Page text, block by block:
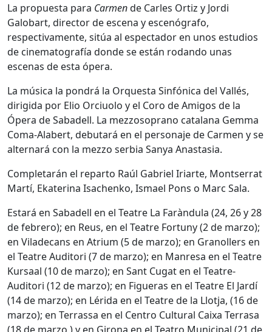
La propuesta para Carmende Carles Ortiz y Jordi
Galobart, director de escena y escenógrafo,
respectivamente, sitúa al espectador en unos estudios
de cinematografía donde se están rodando unas
escenas de esta ópera.
La música la pondrá la Orquesta Sinfónica del Vallés,
dirigida por Elio Orciuolo y el Coro de Amigos de la
Ópera de Sabadell. La mezzosoprano catalana Gemma
Coma-Alabert, debutará en el personaje de Carmen y se
alternará con la mezzo serbia Sanya Anastasia.
Completarán el reparto Raúl Gabriel Iriarte, Montserrat
Martí, Ekaterina Isachenko, Ismael Pons o Marc Sala.
Estará en Sabadell en el Teatre La Faràndula (24, 26 y 28
de febrero); en Reus, en el Teatre Fortuny (2 de marzo);
en Viladecans en Atrium (5 de marzo); en Granollers en
el Teatre Auditori (7 de marzo); en Manresa en el Teatre
Kursaal (10 de marzo); en Sant Cugat en el Teatre-
Auditori (12 de marzo); en Figueras en el Teatre El Jardí
(14 de marzo); en Lérida en el Teatre de la Llotja, (16 de
marzo); en Terrassa en el Centro Cultural Caixa Terrasa